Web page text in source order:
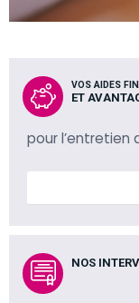
VOS AIDES
ET
pour l’entretien
NOS